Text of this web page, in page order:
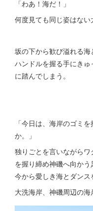
「わあ！海だ！」
何度見ても同じ姿はない
坂の下から歓び溢れる
ハンドルを握る手にき
に踏んでしまう。
「今日は、海岸のゴミ
か。」
独りごとを言いながら
を握り締め神磯へ向かう
今から愛しき海とダンス
大洗海岸、神磯周辺の海